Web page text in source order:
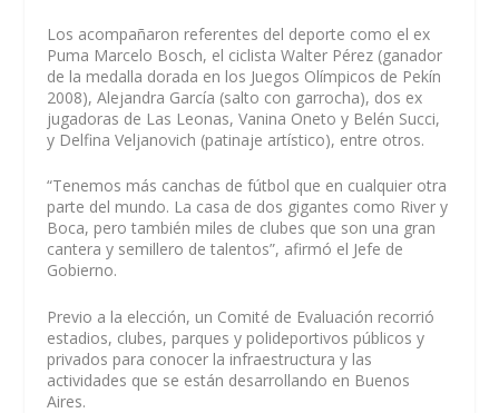
Los acompañaron referentes del deporte como el ex
Puma Marcelo Bosch, el ciclista Walter Pérez (ganador
de la medalla dorada en los Juegos Olímpicos de Pekín
2008), Alejandra García (salto con garrocha), dos ex
jugadoras de Las Leonas, Vanina Oneto y Belén Succi,
y Delfina Veljanovich (patinaje artístico), entre otros.
“Tenemos más canchas de fútbol que en cualquier otra
parte del mundo. La casa de dos gigantes como River y
Boca, pero también miles de clubes que son una gran
cantera y semillero de talentos”, afirmó el Jefe de
Gobierno.
Previo a la elección, un Comité de Evaluación recorrió
estadios, clubes, parques y polideportivos públicos y
privados para conocer la infraestructura y las
actividades que se están desarrollando en Buenos
Aires.